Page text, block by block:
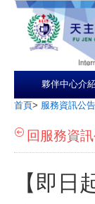
夥伴中心介
首頁> 服務資訊公告
回服務資
【即日